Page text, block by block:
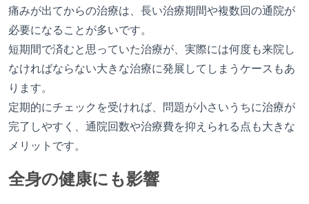
痛みが出てからの治療は、長い治療期間や複数回の通院が
必要になることが多いです。
短期間で済むと思っていた治療が、実際には何度も来院し
なければならない大きな治療に発展してしまうケースもあ
ります。
定期的にチェックを受ければ、問題が小さいうちに治療が
完了しやすく、通院回数や治療費を抑えられる点も大きな
メリットです。
全身の健康にも影響